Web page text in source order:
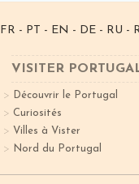
FR - PT - EN - DE- RU -
VISITER
Découvrir le Portugal
Curiosités
Villes à Vister
Nord du Portugal